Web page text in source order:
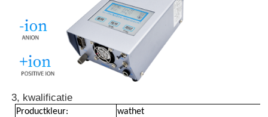
nieuws
De gevallen tonen
Vraag een offerte aan
3, kwalificatie
Productkleur: wathet